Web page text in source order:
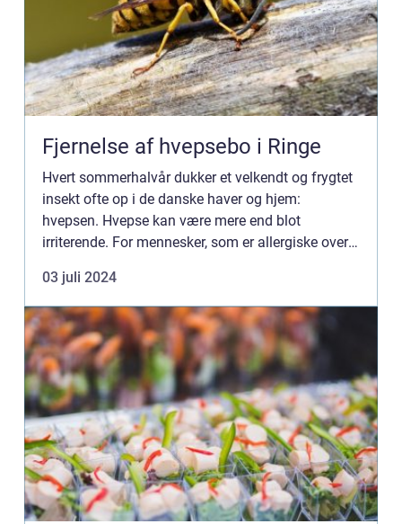
Fjernelse af hvepsebo i Ringe
Hvert sommerhalvår dukker et velkendt og frygtet
insekt ofte op i de danske haver og hjem:
hvepsen. Hvepse kan være mere end blot
irriterende. For mennesker, som er allergiske over
Derfor kan fjernels...
03 juli 2024